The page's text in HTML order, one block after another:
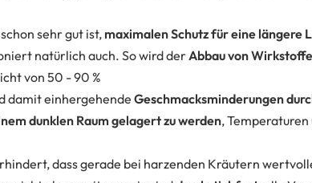
sehr gut ist, maximalen Schutz für eine längere
natürlich auch. So wird derAbbau von
von 50 - 90 %
damit einhergehende Geschmacksminderungen
dunklen Raum gelagert zu werden, Temperaturen
dass gerade bei harzenden Kräutern